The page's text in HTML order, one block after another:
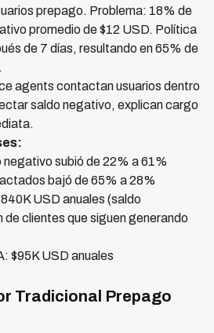
prepago. Problema: 18% de
promedio de $12 USD. Política
de 7 días, resultando en 65% de
agents contactan usuarios dentro
saldo negativo, explican cargo
negativo subió de 22% a 61%
bajó de 65% a 28%
USD anuales (saldo
clientes que siguen generando
$95K USD anuales
Tradicional Prepago